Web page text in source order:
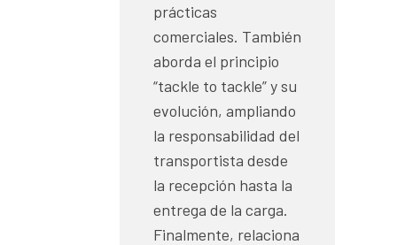
prácticas
comerciales. También
aborda el principio
“tackle to tackle” y su
evolución, ampliando
la responsabilidad del
transportista desde
la recepción hasta la
entrega de la carga.
Finalmente, relaciona